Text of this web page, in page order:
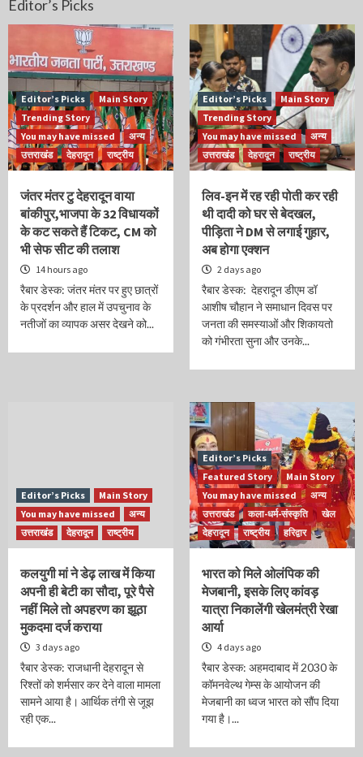
Editor’s Picks
Editor’s Picks
Main Story
Trending Story
You may have missed
अन्य
उत्तराखंड
देहरादून राष्ट्रीय
जंतर मंतर टु देहरादून वाया
बांकीपुर,भाजपा के 32 विधायकों
के कट सकते हैं टिकट, CM को
भी सेफ सीट की तलाश
14 hours ago
रैबार डेस्क: जंतर मंतर पर हुए छात्रों
के प्रदर्शन और हाल में उपचुनाव के
नतीजों का व्यापक असर देखने को...
Editor’s Picks
Main Story
Trending Story
You may have missed
अन्य
उत्तराखंड
देहरादून राष्ट्रीय
लिव-इन में रह रही पोती कर रही
थी दादी को घर से बेदखल,
पीड़िता ने DM से लगाई गुहार,
अब होगा एक्शन
2 days ago
रैबार डेस्क: देहरादून डीएम डॉ
आशीष चौहान ने समाधान दिवस पर
जनता की समस्याओं और शिकायतो
को गंभीरता सुना और उनके...
Editor’s Picks
Main Story
You may have missed
अन्य
उत्तराखंड
देहरादून राष्ट्रीय
कलयुगी मां ने डेढ़ लाख में किया
अपनी ही बेटी का सौदा, पूरे पैसे
नहीं मिले तो अपहरण का झूठा
मुकदमा दर्ज कराया
3 days ago
रैबार डेस्क: राजधानी देहरादून से
रिश्तों को शर्मसार कर देने वाला मामला
सामने आया है। आर्थिक तंगी से जूझ
रही एक...
Editor’s Picks
Featured Story
Main Story
You may have missed
अन्य
उत्तराखंड
कला-धर्म-संस्कृति
खेल
देहरादून
राष्ट्रीय हरिद्वार
भारत को मिले ओलंपिक की
मेजबानी, इसके लिए कांवड़
यात्रा निकालेंगी खेलमंत्री रेखा
आर्या
4 days ago
रैबार डेस्क: अहमदाबाद में 2030 के
कॉमनवेल्थ गेम्स के आयोजन की
मेजबानी का ध्वज भारत को सौंप दिया
गया है।...